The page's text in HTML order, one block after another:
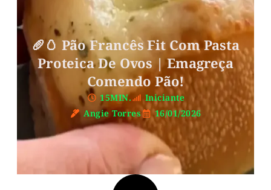
🥖🥚 Pão Francês Fit Com Pasta
Proteica De Ovos | Emagreça
Comendo Pão!
15MIN.
Iniciante
Angie Torres
16/01/2026